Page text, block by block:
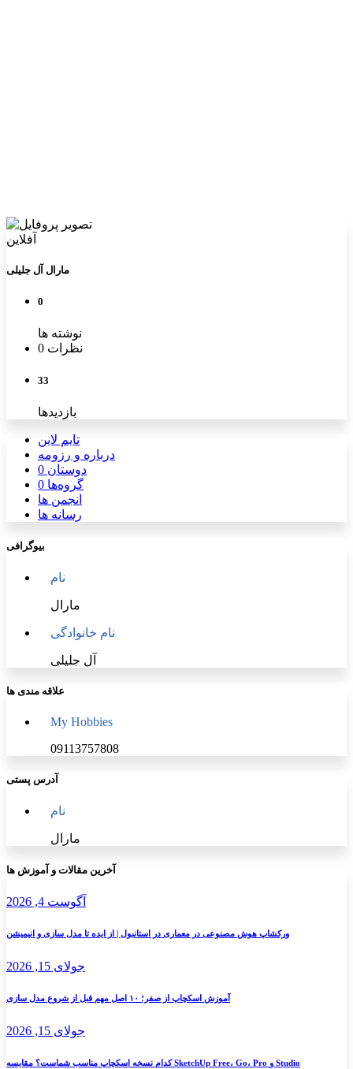
آفلاین
مارال آل جلیلی
0
نوشته ها
0 نظرات
33
بازدیدها
تایم لاین
درباره و رزومه
دوستان 0
گروه‌ها 0
انجمن ها
رسانه ها
بیوگرافی
نام
مارال
نام خانوادگی
آل جلیلی
علاقه مندی ها
My Hobbies
09113757808
آدرس پستی
نام
مارال
به
کنار
آخرین مقالات و آموزش ها
آگوست 4, 2026
ورکشاپ هوش مصنوعی در معماری در استانبول | از ایده تا مدل سازی و انیمیشن
جولای 15, 2026
آموزش اسکچاپ از صفر؛ ۱۰ اصل مهم قبل از شروع مدل سازی
جولای 15, 2026
کدام نسخه اسکچاپ مناسب شماست؟ مقایسه SketchUp Free، Go، Pro و Studio